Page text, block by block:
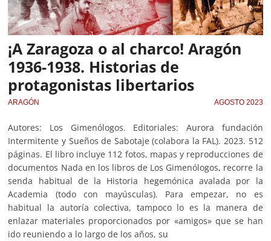
¡A Zaragoza o al charco! Aragón
1936-1938. Historias de
protagonistas libertarios
ARAGÓN AGOSTO 2023
Autores: Los Gimenólogos. Editoriales: Aurora fundación
Intermitente y Sueños de Sabotaje (colabora la FAL). 2023. 512
páginas. El libro incluye 112 fotos, mapas y reproducciones de
documentos Nada en los libros de Los Gimenólogos, recorre la
senda habitual de la Historia hegemónica avalada por la
Academia (todo con mayúsculas). Para empezar, no es
habitual la autoría colectiva, tampoco lo es la manera de
enlazar materiales proporcionados por «amigos» que se han
ido reuniendo a lo largo de los años, su